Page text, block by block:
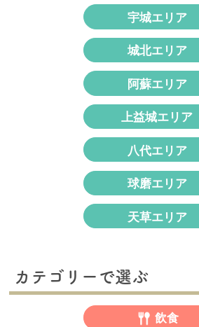
宇城エリア
城北エリア
阿蘇エリア
上益城エリア
八代エリア
球磨エリア
天草エリア
カテゴリーで選ぶ
飲食